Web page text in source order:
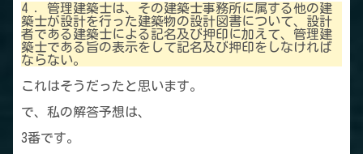
4 ．管理建築士は、その建築士事務所に属する他の建
築士が設計を行った建築物の設計図書について、設計
者である建築士による記名及び押印に加えて、管理建
築士である旨の表示をして記名及び押印をしなければ
ならない。
これはそうだったと思います。
で、私の解答予想は、
3番です。